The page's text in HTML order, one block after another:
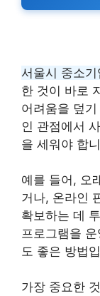
서울시 중소
한 것이 바로
어려움을 덮
인 관점에서
을 세워야 합
예를 들어, 오
거나, 온라인
확보하는 데
프로그램을
도 좋은 방법
가장 중요한